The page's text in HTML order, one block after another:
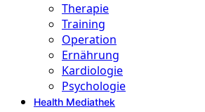
Therapie
Training
Operation
Ernährung
Kardiologie
Psychologie
Health Mediathek